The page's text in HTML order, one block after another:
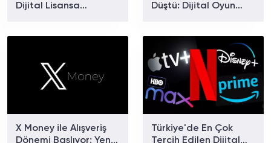
Dijital Lisansa
Düştü: Dijital Oyun
X Money ile Alışveriş
Dönemi Başlıyor: Yeni
Türkiye'de En Çok
Tercih Edilen Dijital